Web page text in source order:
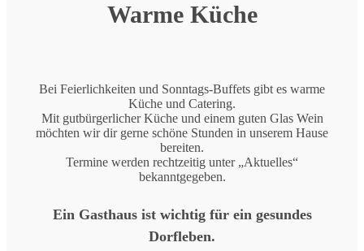
Warme Küche
Bei Feierlichkeiten und Sonntags-Buffets gibt es warme
Küche und Catering.
Mit gutbürgerlicher Küche und einem guten Glas Wein
möchten wir dir gerne schöne Stunden in unserem Hause
bereiten.
Termine werden rechtzeitig unter „Aktuelles“
bekanntgegeben.
Ein Gasthaus ist wichtig für ein gesundes
Dorfleben.